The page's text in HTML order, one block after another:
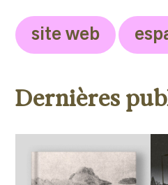
site web
Dernières